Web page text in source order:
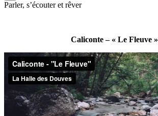
Parler, s’écouter et rêver
Caliconte – « Le Fleuve »